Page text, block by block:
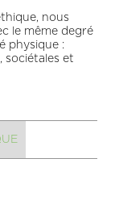
nous
le même degré
physique :
sociétales et